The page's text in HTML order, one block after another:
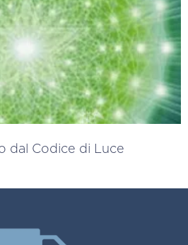
dal Codice di Luce